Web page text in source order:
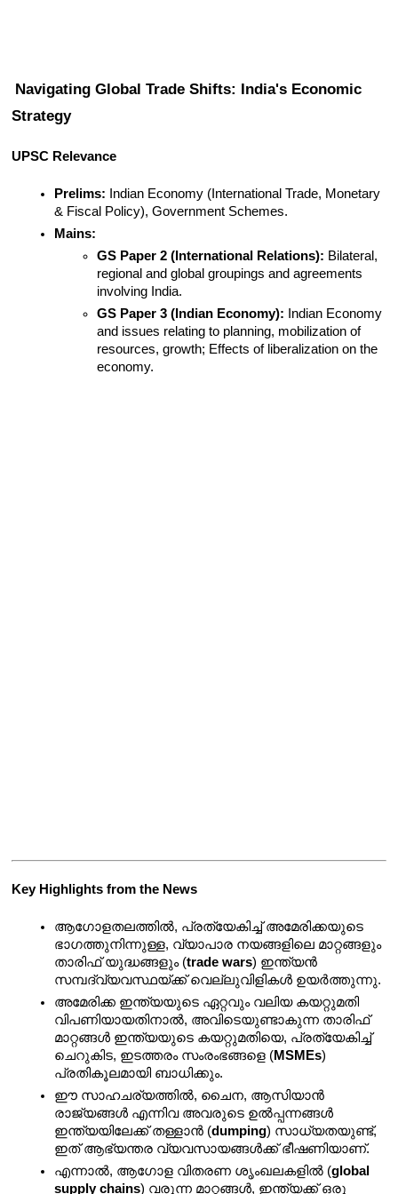
Navigating Global Trade Shifts: India's Economic
Strategy
UPSC Relevance
Prelims: Indian Economy (International Trade, Monetary
& Fiscal Policy), Government Schemes.
Mains:
GS Paper 2 (International Relations): Bilateral,
regional and global groupings and agreements
involving India.
GS Paper 3 (Indian Economy): Indian Economy
and issues relating to planning, mobilization of
resources, growth; Effects of liberalization on the
economy.
Key Highlights from the News
ആഗോളതലത്തിൽ, പ്രത്യേകിച്ച് അമേരിക്കയുടെ
ഭാഗത്തുനിന്നുള്ള, വ്യാപാര നയങ്ങളിലെ മാറ്റങ്ങളും
താരിഫ് യുദ്ധങ്ങളും (trade wars) ഇന്ത്യൻ
സമ്പദ്‌വ്യവസ്ഥയ്ക്ക് വെല്ലുവിളികൾ ഉയർത്തുന്നു.
അമേരിക്ക ഇന്ത്യയുടെ ഏറ്റവും വലിയ കയറ്റുമതി
വിപണിയായതിനാൽ, അവിടെയുണ്ടാകുന്ന താരിഫ്
മാറ്റങ്ങൾ ഇന്ത്യയുടെ കയറ്റുമതിയെ, പ്രത്യേകിച്ച്
ചെറുകിട, ഇടത്തരം സംരംഭങ്ങളെ (MSMEs)
പ്രതികൂലമായി ബാധിക്കും.
ഈ സാഹചര്യത്തിൽ, ചൈന, ആസിയാൻ
രാജ്യങ്ങൾ എന്നിവ അവരുടെ ഉൽപ്പന്നങ്ങൾ
ഇന്ത്യയിലേക്ക് തള്ളാൻ (dumping) സാധ്യതയുണ്ട്,
ഇത് ആഭ്യന്തര വ്യവസായങ്ങൾക്ക് ഭീഷണിയാണ്.
എന്നാൽ, ആഗോള വിതരണ ശൃംഖലകളിൽ (global
supply chains) വരുന്ന മാറ്റങ്ങൾ, ഇന്ത്യക്ക് ഒരു